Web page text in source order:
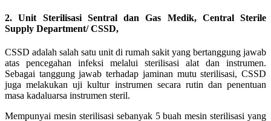
2. Unit Sterilisasi Sentral dan Gas Medik, Central Sterile
Supply Department/ CSSD,
CSSD adalah salah satu unit di rumah sakit yang bertanggung jawab
atas pencegahan infeksi melalui sterilisasi alat dan instrumen.
Sebagai tanggung jawab terhadap jaminan mutu sterilisasi, CSSD
juga melakukan uji kultur instrumen secara rutin dan penentuan
masa kadaluarsa instrumen steril.
Mempunyai mesin sterilisasi sebanyak 5 buah mesin sterilisasi yang